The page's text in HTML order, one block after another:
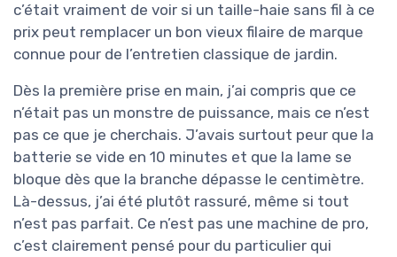
c’était vraiment de voir si un taille-haie sans fil à ce
prix peut remplacer un bon vieux filaire de marque
connue pour de l’entretien classique de jardin.
Dès la première prise en main, j’ai compris que ce
n’était pas un monstre de puissance, mais ce n’est
pas ce que je cherchais. J’avais surtout peur que la
batterie se vide en 10 minutes et que la lame se
bloque dès que la branche dépasse le centimètre.
Là-dessus, j’ai été plutôt rassuré, même si tout
n’est pas parfait. Ce n’est pas une machine de pro,
c’est clairement pensé pour du particulier qui